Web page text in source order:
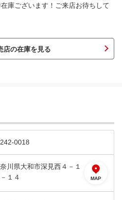
庫ございます！ご来店お待ちして
店の在庫を見る
0018
川県大和市深見西４－１
－１４
MAP